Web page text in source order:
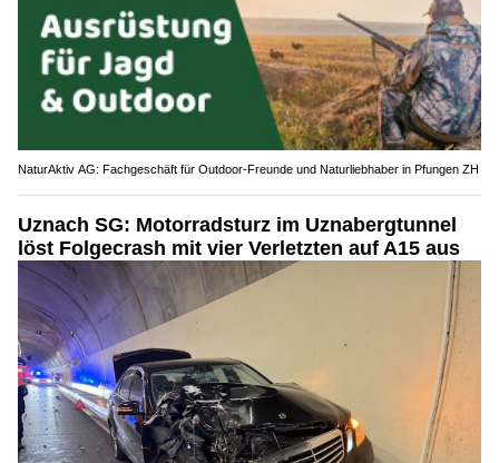
NaturAktiv AG: Fachgeschäft für Outdoor-Freunde und Naturliebhaber in Pfungen ZH
Uznach SG: Motorradsturz im Uznabergtunnel
löst Folgecrash mit vier Verletzten auf A15 aus